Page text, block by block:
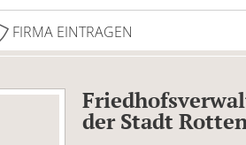
FIRMA EINTRAGEN
der Stadt